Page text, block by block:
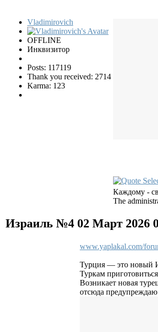
Vladimirovich
OFFLINE
Инквизитор
Posts: 117119
Thank you received: 2714
Karma: 123
Каждому -
The
Израиль №4 02 Март 2026
www.yaplakal.com/
Турция — это новый
Туркам приготовиться
Возникает новая
отсюда